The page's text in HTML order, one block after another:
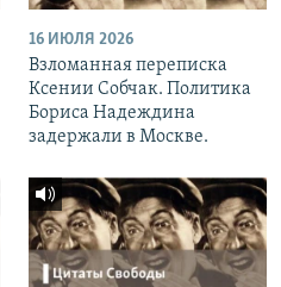
16 ИЮЛЯ 2026
Взломанная переписка
Ксении Собчак. Политика
Бориса Надеждина
задержали в Москве.